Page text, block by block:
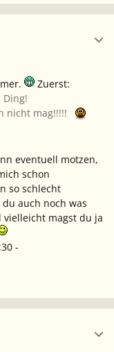
Zuerst:
Ding!
nicht mag!!!!!
eventuell motzen,
schon
so schlecht
auch noch was
magst du ja
-